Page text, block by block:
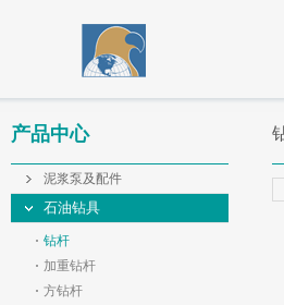
产品中心
泥浆泵及配件
石油钻具
钻杆
加重钻杆
方钻杆